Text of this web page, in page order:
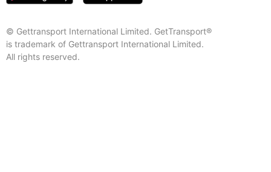
© Gettransport International Limited. GetTransport®
is trademark of Gettransport International Limited.
All rights reserved.